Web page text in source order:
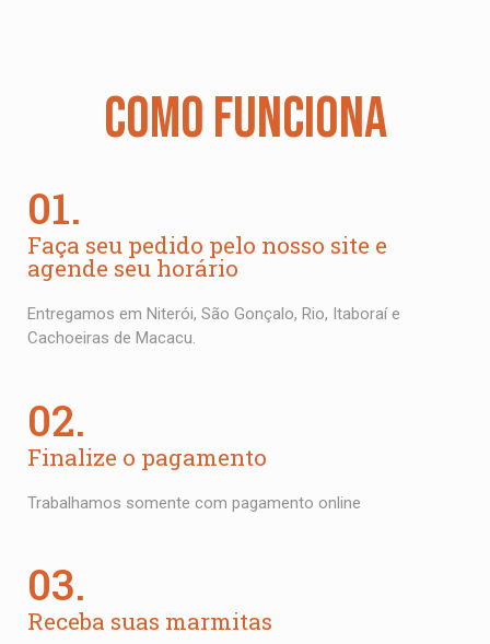
COMO FUNCIONA
01.
Faça seu pedido pelo nosso site e
agende seu horário
Entregamos em Niterói, São Gonçalo, Rio, Itaboraí e
Cachoeiras de Macacu.
02.
Finalize o pagamento
Trabalhamos somente com pagamento online
03.
Receba suas marmitas